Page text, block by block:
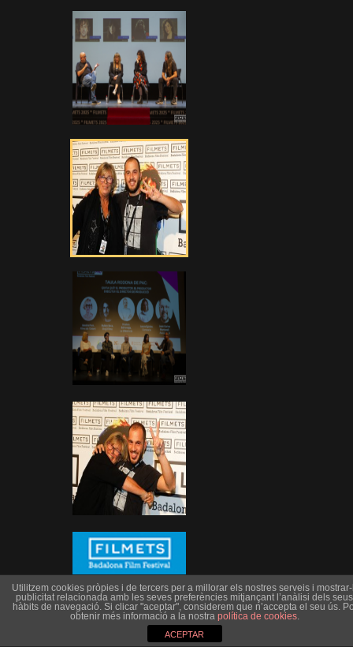
Utilitzem cookies pròpies i de tercers per a millorar els nostres serveis i
publicitat relacionada amb les seves preferències mitjançant l’anàlisi dels seus
hàbits de navegació. Si clicar "aceptar", considerem que n’accepta el seu ús.
obtenir més informació a la nostra política de cookies.
ACEPTAR